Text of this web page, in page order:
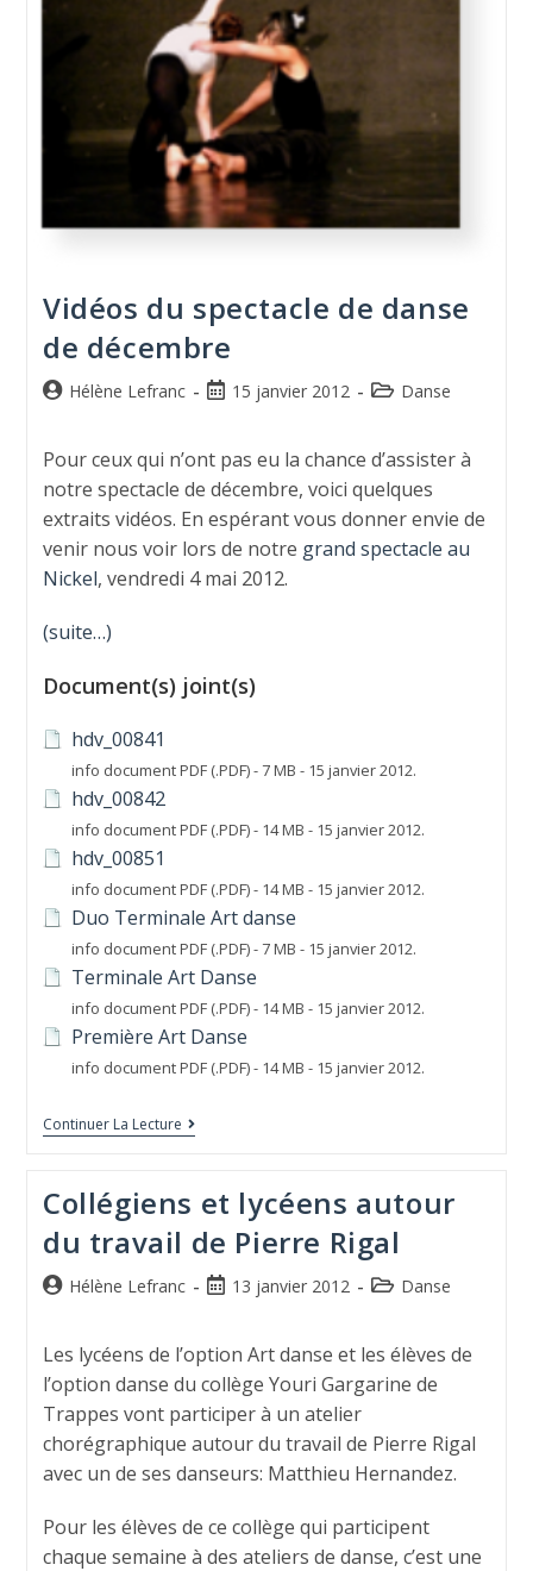
Vidéos du spectacle de danse
de décembre
Hélène Lefranc 15 janvier 2012 Danse
Pour ceux qui n’ont pas eu la chance d’assister à
notre spectacle de décembre, voici quelques
extraits vidéos. En espérant vous donner envie de
venir nous voir lors de notre grand spectacle au
Nickel, vendredi 4 mai 2012.
(suite…)
Document(s) joint(s)
hdv_00841
info document PDF (.PDF) - 7 MB - 15 janvier 2012.
hdv_00842
info document PDF (.PDF) - 14 MB - 15 janvier 2012.
hdv_00851
info document PDF (.PDF) - 14 MB - 15 janvier 2012.
Duo Terminale Art danse
info document PDF (.PDF) - 7 MB - 15 janvier 2012.
Terminale Art Danse
info document PDF (.PDF) - 14 MB - 15 janvier 2012.
Première Art Danse
info document PDF (.PDF) - 14 MB - 15 janvier 2012.
Continuer La Lecture
Collégiens et lycéens autour
du travail de Pierre Rigal
Hélène Lefranc 13 janvier 2012 Danse
Les lycéens de l’option Art danse et les élèves de
l’option danse du collège Youri Gargarine de
Trappes vont participer à un atelier
chorégraphique autour du travail de Pierre Rigal
avec un de ses danseurs: Matthieu Hernandez.
Pour les élèves de ce collège qui participent
chaque semaine à des ateliers de danse, c’est une